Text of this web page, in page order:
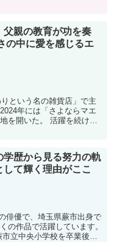
父親の教育が功を奏
の中に愛を感じるエ
という名の雑貨店」で主
年には「さよならマエ
を開いた。 活躍を続ける
学歴から見る努力の軌
して輝く理由がここ
俳優で、埼玉県蕨市出身で
の作品で活躍しています。
立中央小学校を卒業後、